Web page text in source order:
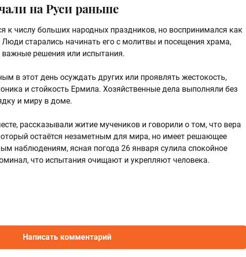
на Руси раньше
к числу больших народных праздников, но воспринимался как
Люди старались начинать его с молитвы и посещения храма,
важные решения или испытания.
в этот день осуждать других или проявлять жестокость,
и стойкость Ермила. Хозяйственные дела выполняли без
и миру в доме.
рассказывали житие мучеников и говорили о том, что вера
остаётся незаметным для мира, но имеет решающее
наблюдениям, ясная погода 26 января сулила спокойное
что испытания очищают и укрепляют человека.
Написать комментарий